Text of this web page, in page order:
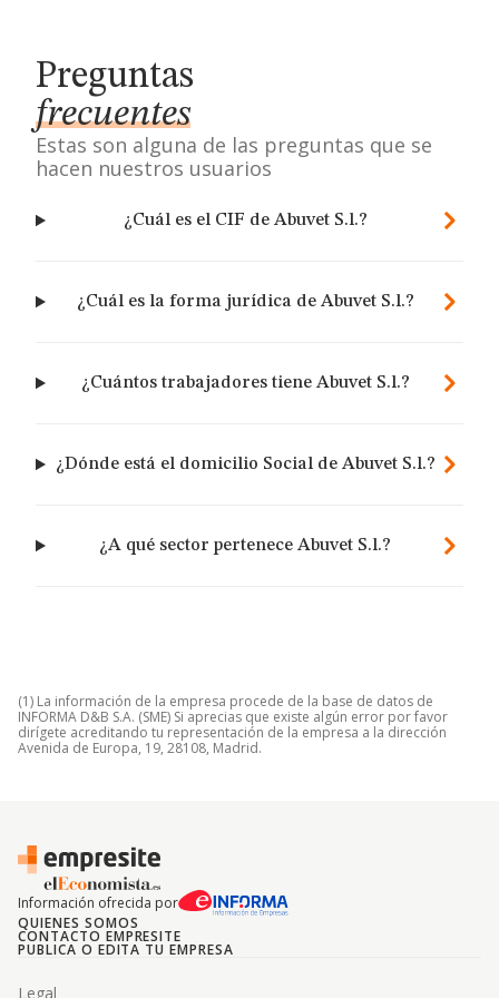
Preguntas
frecuentes
Estas son alguna de las preguntas que se
hacen nuestros usuarios
¿Cuál es el CIF de Abuvet S.l.?
¿Cuál es la forma jurídica de Abuvet S.l.?
¿Cuántos trabajadores tiene Abuvet S.l.?
¿Dónde está el domicilio Social de Abuvet S.l.?
¿A qué sector pertenece Abuvet S.l.?
(1) La información de la empresa procede de la base de datos de
INFORMA D&B S.A. (SME) Si aprecias que existe algún error por favor
dirígete acreditando tu representación de la empresa a la dirección
Avenida de Europa, 19, 28108, Madrid.
Información ofrecida por
QUIENES SOMOS
CONTACTO EMPRESITE
PUBLICA O EDITA TU EMPRESA
Legal